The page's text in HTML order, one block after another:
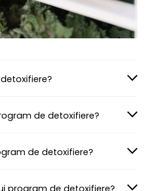
de detoxifiere?
de detoxifiere?
program de detoxifiere?